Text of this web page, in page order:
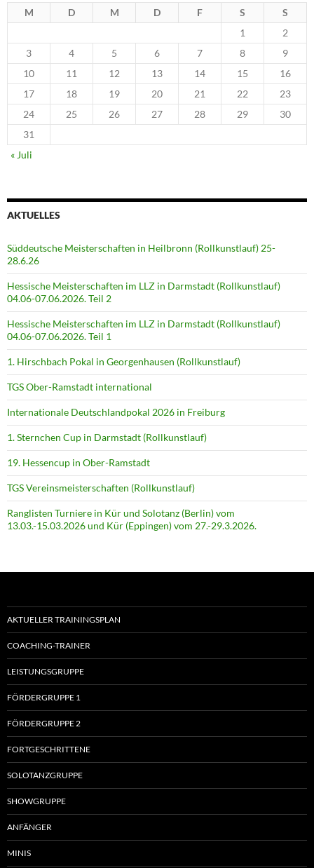
M D M D F S
S
1
2
3
4 5 6 7 8
9
10
11 12 13 14 15
16
17
18 19 20 21 22
23
24
25 26 27 28 29
30
31
« Juli
AKTUELLES
Süddeutsche Meisterschaften in Heilbronn (Rollkunstlauf) 25-
28.6.26
Hessische Meisterschaften im LLZ in Darmstadt (Rollkunstlauf)
04.06-07.06.2026. Teil 2
Hessische Meisterschaften im LLZ in Darmstadt (Rollkunstlauf)
04.06-07.06.2026. Teil 1
1. Hirschbach Pokal in Georgenhausen (Rollkunstlauf)
TGS Ober-Ramstadt international
Internationale Deutschlandpokal 2026 in Freiburg
1. Sternchen Cup in Darmstadt (Rollkunstlauf)
19. Hessencup in Ober-Ramstadt
TGS Vereinsmeisterschaften (Rollkunstlauf)
Ranglisten Turniere in Kür und Solotanz (Berlin) vom
13.03.-15.03.2026 und Kür (Eppingen) vom 27.-29.3.2026.
AKTUELLER TRAININGSPLAN
COACHING-TRAINER
LEISTUNGSGRUPPE
FÖRDERGRUPPE 1
FÖRDERGRUPPE 2
FORTGESCHRITTENE
SOLOTANZGRUPPE
SHOWGRUPPE
ANFÄNGER
MINIS